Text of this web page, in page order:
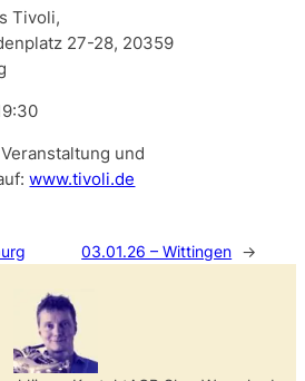
Tivoli,
27-28, 20359
und
www.tivoli.de
03.01.26 – Wittingen →